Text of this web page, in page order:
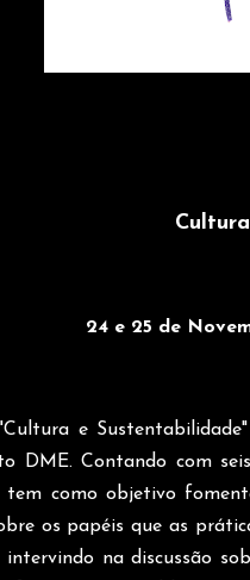
24 e 25 de
e
DME. Contando com
tem como objetivo
os papéis que as
intervindo na discussão